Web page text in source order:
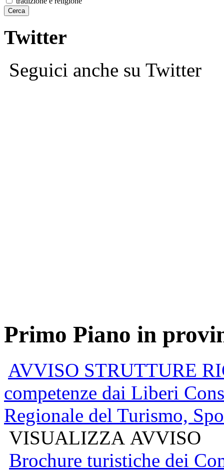
Twitter
Seguici anche su Twitter
Primo Piano in
AVVISO STRUTTURE
competenze dai Liberi
Regionale del Turismo,
VISUALIZZA AVVISO
Brochure turistiche dei